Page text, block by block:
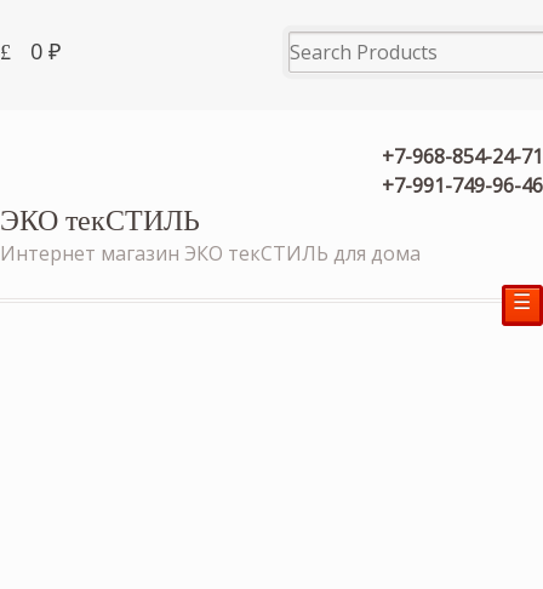
0₽
+7-968-854-24-71
+7-991-749-96-46
ЭКО текСТИЛЬ
Интернет магазин ЭКО текСТИЛЬ для дома
☰